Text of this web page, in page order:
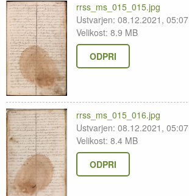
rrss_ms_015_015.jpg
Ustvarjen: 08.12.2021, 05:07
Velikost: 8.9 MB
ODPRI
rrss_ms_015_016.jpg
Ustvarjen: 08.12.2021, 05:07
Velikost: 8.4 MB
ODPRI